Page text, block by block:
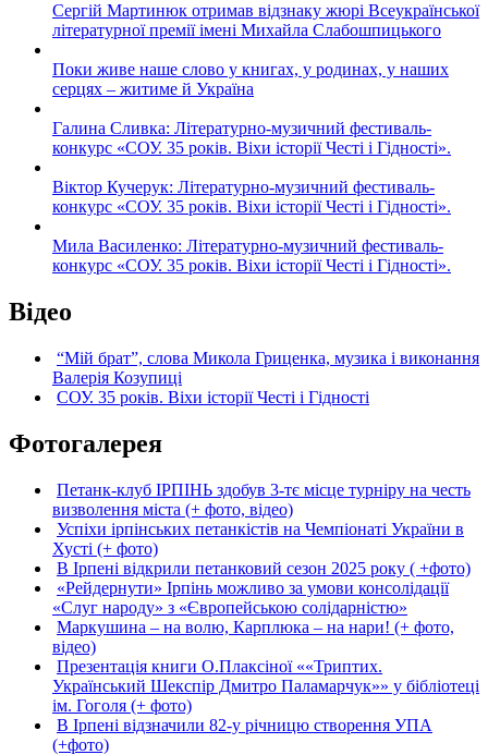
Сергій Мартинюк отримав відзнаку жюрі Всеукраїнської
літературної премії імені Михайла Слабошпицького
Поки живе наше слово у книгах, у родинах, у наших
серцях – житиме й Україна
Галина Сливка: Літературно-музичний фестиваль-
конкурс «СОУ. 35 років. Віхи історії Честі і Гідності».
Віктор Кучерук: Літературно-музичний фестиваль-
конкурс «СОУ. 35 років. Віхи історії Честі і Гідності».
Мила Василенко: Літературно-музичний фестиваль-
конкурс «СОУ. 35 років. Віхи історії Честі і Гідності».
Відео
“Мій брат”, слова Микола Гриценка, музика і виконання
Валерія Козупиці
СОУ. 35 років. Віхи історії Честі і Гідності
Фотогалерея
Петанк-клуб ІРПІНЬ здобув 3-тє місце турніру на честь
визволення міста (+ фото, відео)
Успіхи ірпінських петанкістів на Чемпіонаті України в
Хусті (+ фото)
В Ірпені відкрили петанковий сезон 2025 року ( +фото)
«Рейдернути» Ірпінь можливо за умови консолідації
«Слуг народу» з «Європейською солідарністю»
Маркушина – на волю, Карплюка – на нари! (+ фото,
відео)
Презентація книги О.Плаксіної ««Триптих.
Український Шекспір Дмитро Паламарчук»» у бібліотеці
ім. Гоголя (+ фото)
В Ірпені відзначили 82-у річницю створення УПА
(+фото)